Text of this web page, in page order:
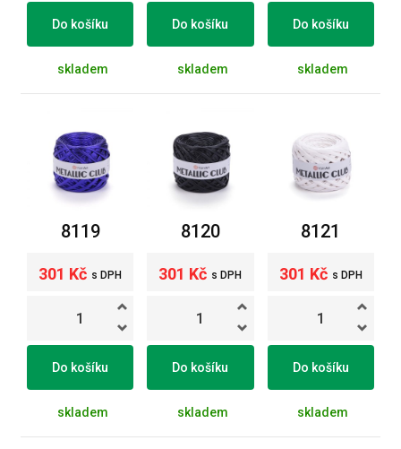
Do košíku
skladem
Do košíku
skladem
Do košíku
skladem
8119
301 Kč s DPH
Do košíku
skladem
8120
301 Kč s DPH
Do košíku
skladem
8121
301 Kč s DPH
Do košíku
skladem